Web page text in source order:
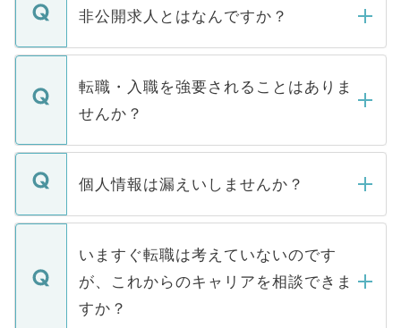
登録内容を確認し、その後メールもしくは
ます。通常、5営業日以内にはご連絡をせて
いただきますので、しばらくお待ちくださ
非公開求人とはなんですか？
マイナビDOCTORで取り扱っている求人の
うち約3割は、Webサイトからご覧いただ
けない「非公開求人」です。非公開求人は
下記の理由によって、一般には公開してい
ません。
■応募殺到を避けるため 人気のある医療機
関を公にしてしまうと、応募が殺到する場
に、医療機関が求める条件に合った人材の
みを人材紹介会社に依頼するケースが増え
ています。
転職・入職を強要されることはありま
せんか？
転職・入職を強要することは一切ありませ
ん。また、仮に応募先から内定をいただい
定を承諾する必要はありません。内定先へ
の辞退の連絡はキャリアパートナーが行い
個人情報は漏えいしませんか？
個人情報が漏えいすることはありませんの
で、ご安心ください。当サイトからの登録
などで収集したご登録者様の個人情報は、
ご本人のキャリアアップおよび転職活動の
支援を目的に使用いたします。お預かりし
いますぐ転職は考えていないのです
が、これからのキャリアを相談できま
すか？